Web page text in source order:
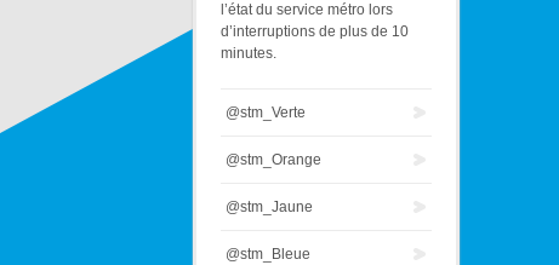
l’état du service métro lors
d’interruptions de plus de 10
minutes.
@stm_Verte
@stm_Orange
@stm_Jaune
@stm_Bleue